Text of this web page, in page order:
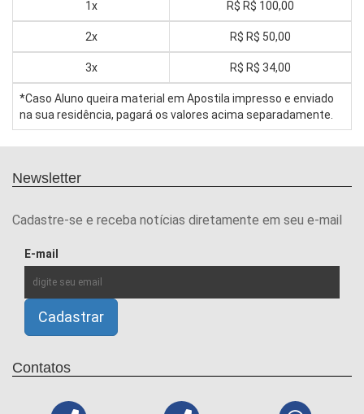
1x R$ R$ 100,00
2x R$ R$ 50,00
3x R$ R$ 34,00
*Caso Aluno queira material em Apostila impresso e enviado
na sua residência, pagará os valores acima separadamente.
Newsletter
Cadastre-se e receba notícias diretamente em seu e-mail
E-mail
Contatos